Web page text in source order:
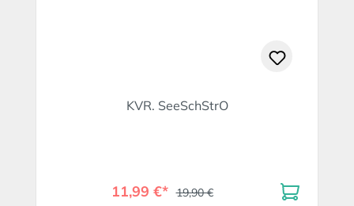
KVR. SeeSchStrO
11,99 €* 19,90 €